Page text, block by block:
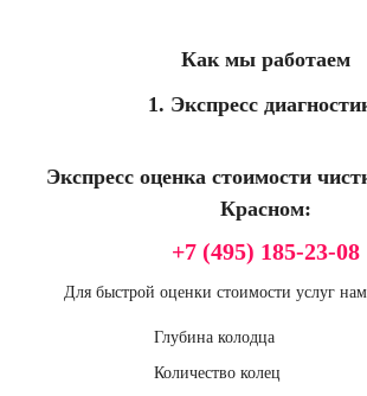
Как мы работаем
1. Экспресс
Экспресс оценка стоимости
Красном:
+7 (495) 185-23-08
Для быстрой оценки стоимости услуг
Глубина колодца
Количество колец